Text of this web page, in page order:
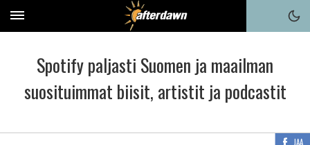
Spotify paljasti Suomen ja maailman
suosituimmat biisit, artistit ja podcastit
JAA